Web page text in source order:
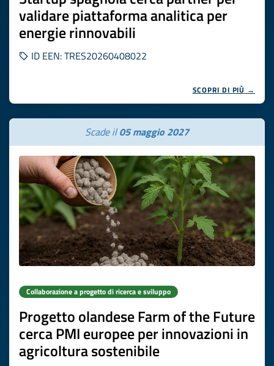
validare piattaforma analitica per
energie rinnovabili
ID EEN: TRES20260408022
SCOPRI DI PIÙ →
Scade il05 maggio 2027
Collaborazione a progetto di ricerca e sviluppo
Progetto olandese Farm of the Future
cerca PMI europee per innovazioni in
agricoltura sostenibile